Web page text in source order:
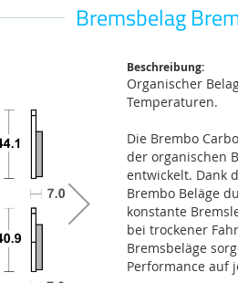
Bremsbelag
Beschreibung:
Organischer
Temperaturen.
Die Brembo
der organischen
entwickelt. Dank
Brembo Beläge
konstante
bei trockener
Bremsbeläge
Performance auf